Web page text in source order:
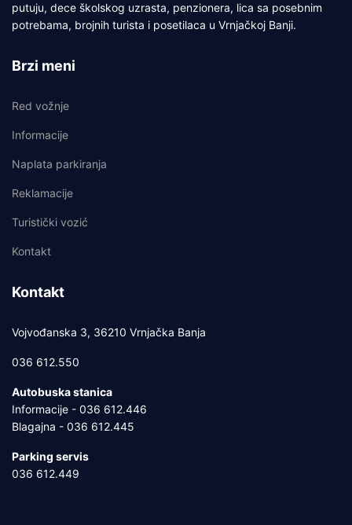
putuju, dece školskog uzrasta, penzionera, lica sa posebnim
potrebama, brojnih turista i posetilaca u Vrnjačkoj Banji.
Brzi meni
Red vožnje
Informacije
Naplata parkiranja
Reklamacije
Turistički vozić
Kontakt
Kontakt
Vojvođanska 3, 36210 Vrnjačka Banja
036 612.550
Autobuska stanica
Informacije - 036 612.446
Blagajna - 036 612.445
Parking servis
036 612.449